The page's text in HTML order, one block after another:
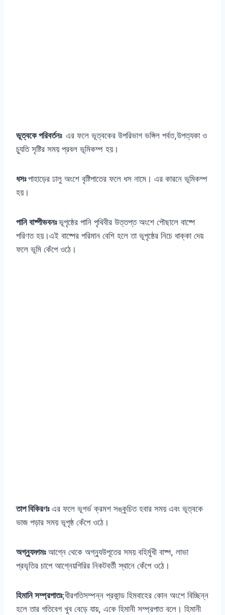
ভূত্বকে পরিবর্তনঃ এর ফলে ভূত্বকের উপরিভাগ ভঙ্গিল পর্বত,উপত্যকা ও
চ্যুতি সৃষ্টির সময় প্রবল ভূমিকম্প হয়।
ধসঃপাহাড়ের ঢালু অংশে বৃষ্টিপাতের ফলে ধস নামে। এর কারনে ভূমিকম্প
হয়।
পানি বাষ্পীভবনঃভূপৃষ্ঠের পানি পৃথিবীর উত্তপ্ত অংশে পৌছালে বাষ্পে
পরিণত হয়।এই বাষ্পের পরিমান বেশি হলে তা ভূপৃষ্ঠের নিচে ধাক্কা দেয়
ফলে ভূমি কেঁপে ওঠে।
তাপ বিকিরণঃএর ফলে ভূগর্ভ ক্রমশ সঙ্কুচিত হবার সময় এবং ভূত্বকে
ভাজ পড়ার সময় ভূপৃষ্ঠ কেঁপে ওঠে।
অগ্ন্যুদ্গমঃআগ্নে থেকে অগ্ন্যুউপূতের সময় বহির্মুখী বাষ্প, লাভা
প্রভৃতির চাপে আগ্নেয়গিরির নিকটবর্তী স্থানে কেঁপে ওঠে।
হিমানি সম্প্রপাতঃ;ধীরগতিসম্পন্ন প্রকান্ড হিমবাহের কোন অংশে বিচ্ছিন্ন
হলে তার গতিবেগ খুব বেড়ে যায়, একে হিমানী সম্প্রপাত বলে। হিমানী